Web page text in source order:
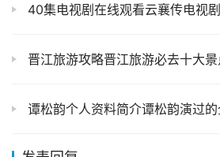
40集电视剧在线观看云襄传电视剧免费观看
晋江旅游攻略晋江旅游必去十大景
谭松韵个人资料简介谭松韵演过